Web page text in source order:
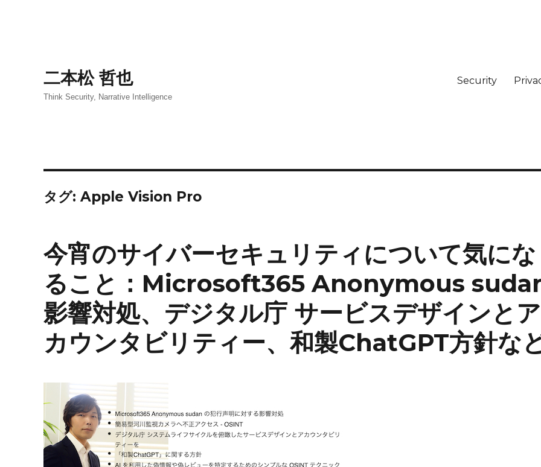
二本松 哲也
Think Security, Narrative Intelligence
Security
タグ: Apple Vision Pro
今宵のサイバーセキュリティについて気にな
ること：Microsoft365 Anonymous
影響対処、デジタル庁 サービスデザインとア
カウンタビリティー、和製ChatGPT方針な